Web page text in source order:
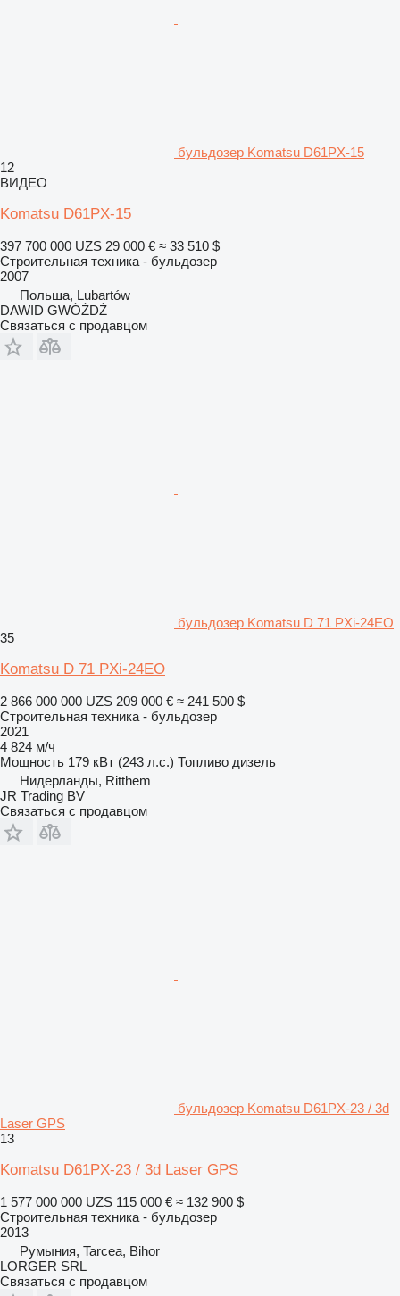
бульдозер Komatsu D61PX-15
12
ВИДЕО
Komatsu D61PX-15
397 700 000 UZS 29 000 € ≈ 33 510 $
Строительная техника - бульдозер
2007
Польша, Lubartów
DAWID GWÓŹDŹ
Связаться с продавцом
бульдозер Komatsu D 71 PXi-24EO
35
Komatsu D 71 PXi-24EO
2 866 000 000 UZS 209 000 € ≈ 241 500 $
Строительная техника - бульдозер
2021
4 824 м/ч
Мощность 179 кВт (243 л.с.) Топливо дизель
Нидерланды, Ritthem
JR Trading BV
Связаться с продавцом
бульдозер Komatsu D61PX-23 / 3d
Laser GPS
13
Komatsu D61PX-23 / 3d Laser GPS
1 577 000 000 UZS 115 000 € ≈ 132 900 $
Строительная техника - бульдозер
2013
Румыния, Tarcea, Bihor
LORGER SRL
Связаться с продавцом